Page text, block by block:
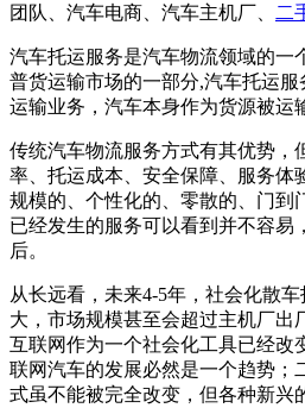
团队、汽车电商、汽车主机厂、
二
汽车托运服务是汽车物流领域的一
普货运输市场的一部分,汽车托运
运输业务，汽车本身作为货源被运
传统汽车物流服务方式有其优势，
率、托运成本、安全保障、服务体
规模的、个性化的、零散的、门到
已经发生的服务可以看到并不容易
后。
从长远看，未来4-5年，社会化散
大，市场规模甚至会超过主机厂出
互联网作为一个社会化工具已经改
联网汽车的发展必然是一个趋势；
式虽不能被完全改变，但各种新兴